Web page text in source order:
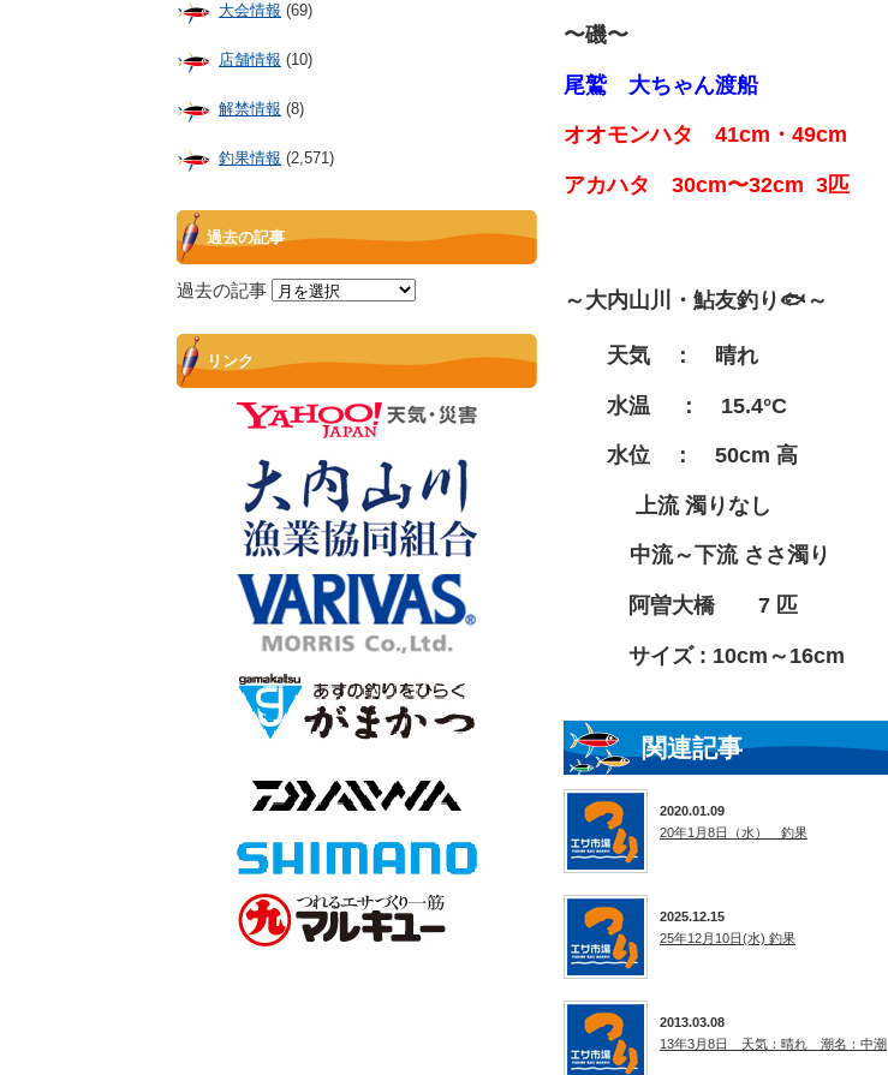
〜磯〜
尾鷲 大ちゃん渡船
オオモンハタ 41cm・49cm
アカハタ 30cm〜32cm 3匹
～大内山川・鮎友釣り🐟～
天気 ： 晴れ
水温 ： 15.4°C
水位 ： 50cm 高
上流 濁りなし
中流～下流 ささ濁り
阿曽大橋 7 匹
サイズ : 10cm～16cm
関連記事
2020.01.09
20年1月8日（水） 釣果
2025.12.15
25年12月10日(水) 釣果
2013.03.08
13年3月8日 天気：晴れ 潮名：中潮
大会情報 (69)
店舗情報 (10)
解禁情報 (8)
釣果情報 (2,571)
過去の記事
過去の記事
リンク